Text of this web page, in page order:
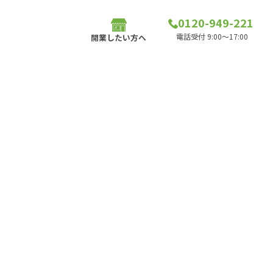
開業したい方へ
0120-949-221
電話受付 9:00～17:00